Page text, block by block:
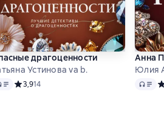
драгоценности
Устинова va b.
Средний рейтинг 3,9 на основе 14 оценок
3,914
Анна
Юлия
Audio